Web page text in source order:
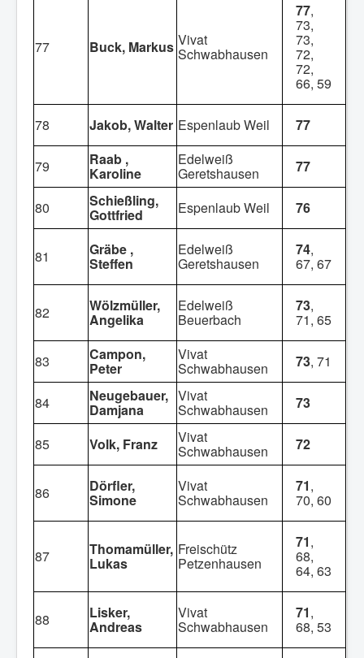
77 Buck, Markus Vivat
Schwabhausen
77,
73,
73,
72,
72,
66, 59
78 Jakob, Walter Espenlaub Weil 77
79 Raab ,
Karoline
Edelweiß
Geretshausen 77
80 Schießling,
Gottfried Espenlaub Weil 76
81 Gräbe ,
Steffen
Edelweiß
Geretshausen
74,
67, 67
82 Wölzmüller,
Angelika
Edelweiß
Beuerbach
73,
71, 65
83 Campon,
Peter
Vivat
Schwabhausen 73, 71
84 Neugebauer,
Damjana
Vivat
Schwabhausen 73
85 Volk, Franz Vivat
Schwabhausen 72
86 Dörfler,
Simone
Vivat
Schwabhausen
71,
70, 60
87 Thomamüller,
Lukas
Freischütz
Petzenhausen
71,
68,
64, 63
88 Lisker,
Andreas
Vivat
Schwabhausen
71,
68, 53